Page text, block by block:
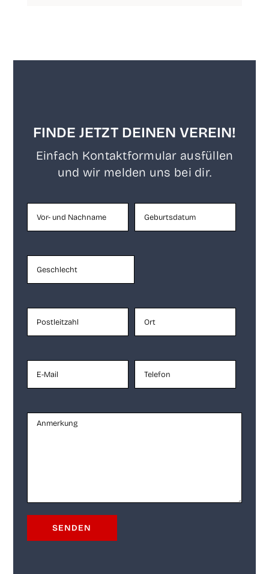
FINDE JETZT DEINEN VEREIN!
Ein­fach Kon­takt­for­mu­lar aus­fül­len
und wir mel­den uns bei dir.